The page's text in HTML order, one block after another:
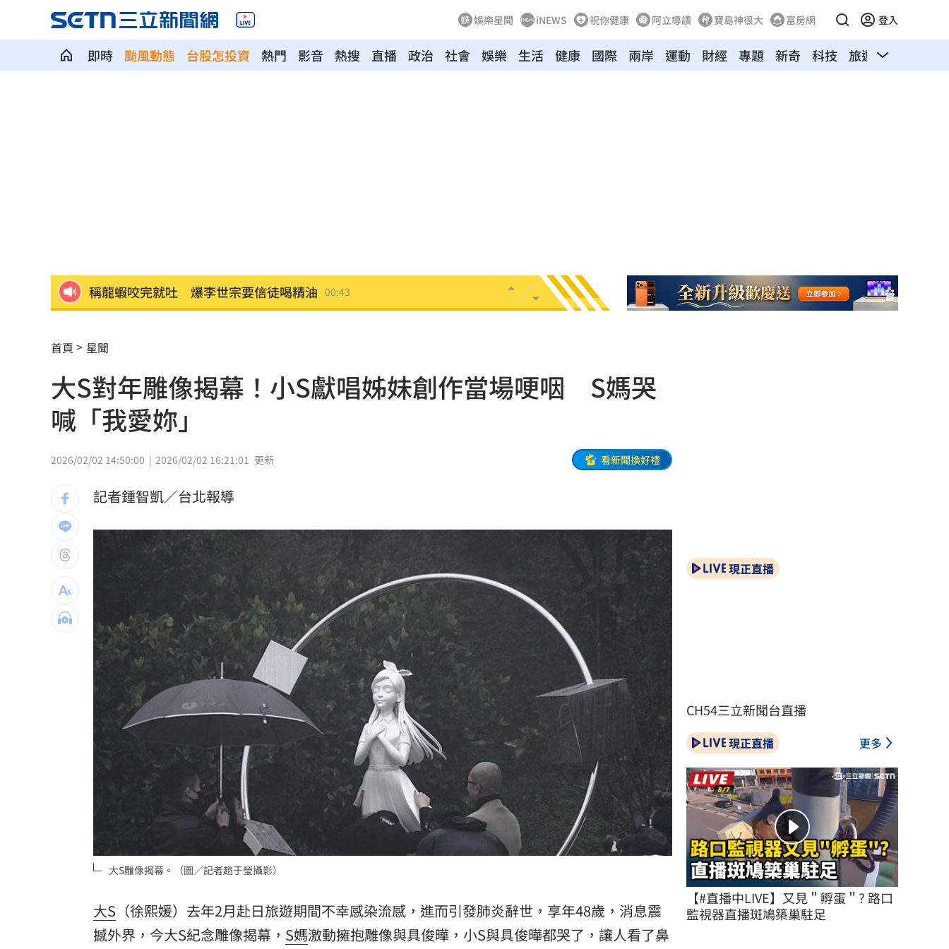
娛樂星聞 iNEWS 祝你健康 阿立導讀 寶島神很大 富房網 登入
即時 颱風動態 台股怎投資 熱門 影音 熱搜 直播 政治 社會 娛樂 生活 健康 國際 兩岸 運動 財經 專題 新奇 科技 旅遊 汽車
樂天女孩淚揭往事 愛意表達障礙遭重擊 00:41
獨／海外遊學增強外語 台人夯英、美、加
長尾獼猴失控狂襲居民！官方追查異常原因 00:26
伊波拉失控！專家憂病毒恐已突變
飲料空盒找嘸地方丟 騎車咬著遭攔查槓警
63歲章小蕙吐露心聲：後悔當年嫁給鍾鎮濤
最遺憾童年記憶空白 禹菡：當年真不懂事 00:12
每股配12.8元的它 Ｑ2營收曝光 00:00
連續2場安打！ 林安可掃二壘打貢獻1打點 23:59
歐洲避暑天堂失守！地中海熱到像溫泉 23:53
3歲米格魯偷吃軟糖 被催吐後好有戲 23:48
獨／北勢棒球隊穿破鞋拚冠軍 台僑看哭了 23:36
台灣彩券開獎直播中 20:31
LIVE三立+24小時直播 15:27
三立iNEWS新聞台線上直播 18:00
台彩父親節推新刮刮樂千萬頭獎超「爸」氣
商場戰國來臨 台中「頂奢大道」逐漸成形
「拍片人的多重宇宙」職涯論壇9/12登場！ 10:30
8國球員齊聚高雄 Formosa 7s掀足球熱潮 10:00
首頁 星聞
大S對年雕像揭幕！小S獻唱姊妹創作當場哽咽 S媽哭
喊「我愛妳」
2026/02/02 14:50:00 2026/02/02 16:21:01 更新 看新聞換好禮
記者鍾智凱／台北報導
大S雕像揭幕。（圖／記者趙于瑩攝影）
大S （徐熙媛）去年2月赴日旅遊期間不幸感染流感，進而引發肺炎辭世，享年48歲，消息震
撼外界，今大S紀念雕像揭幕， S媽激動擁抱雕像與具俊曄，小S與具俊曄都哭了，讓人看了鼻
現正直播
CH54三立新聞台直播
現正直播 更多
【#直播中LIVE】又見＂孵蛋＂? 路口
監視器直播斑鳩築巢駐足